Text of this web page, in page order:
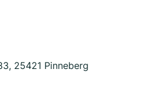
25421 Pinneberg